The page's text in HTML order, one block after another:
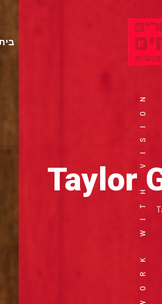
WORK WITH VISION
Taylor